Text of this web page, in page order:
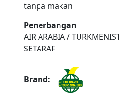
tanpa makan
Penerbangan
AIR ARABIA /
SETARAF
Brand: